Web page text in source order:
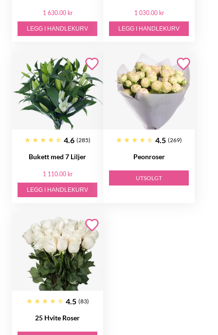
1 630.00 kr
LEGG I HANDLEKURV
1 030.00 kr
LEGG I HANDLEKURV
4.6 (285)
Bukett med 7 Liljer
1 110.00 kr
LEGG I HANDLEKURV
4.5 (269)
Peonroser
UTSOLGT
4.5 (83)
25 Hvite Roser